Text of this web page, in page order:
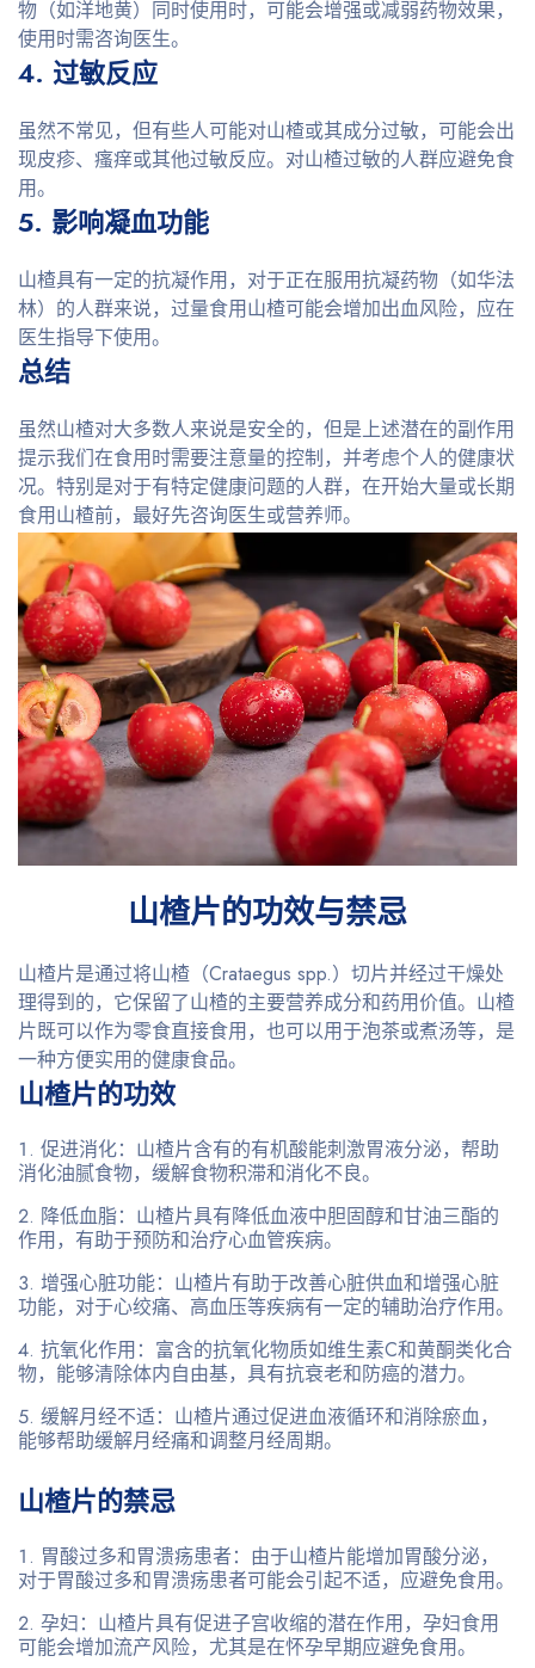
物（如洋地黄）同时使用时，可能会增强或减弱药物效果，
使用时需咨询医生。
4. 过敏反应
虽然不常见，但有些人可能对山楂或其成分过敏，可能会出
现皮疹、瘙痒或其他过敏反应。对山楂过敏的人群应避免食
用。
5. 影响凝血功能
山楂具有一定的抗凝作用，对于正在服用抗凝药物（如华法
林）的人群来说，过量食用山楂可能会增加出血风险，应在
医生指导下使用。
总结
虽然山楂对大多数人来说是安全的，但是上述潜在的副作用
提示我们在食用时需要注意量的控制，并考虑个人的健康状
况。特别是对于有特定健康问题的人群，在开始大量或长期
食用山楂前，最好先咨询医生或营养师。
山楂片的功效与禁忌
山楂片是通过将山楂（Crataegus spp.）切片并经过干燥处
理得到的，它保留了山楂的主要营养成分和药用价值。山楂
片既可以作为零食直接食用，也可以用于泡茶或煮汤等，是
一种方便实用的健康食品。
山楂片的功效
促进消化：山楂片含有的有机酸能刺激胃液分泌，帮助
消化油腻食物，缓解食物积滞和消化不良。
降低血脂：山楂片具有降低血液中胆固醇和甘油三酯的
作用，有助于预防和治疗心血管疾病。
增强心脏功能：山楂片有助于改善心脏供血和增强心脏
功能，对于心绞痛、高血压等疾病有一定的辅助治疗作用。
抗氧化作用：富含的抗氧化物质如维生素C和黄酮类化合
物，能够清除体内自由基，具有抗衰老和防癌的潜力。
缓解月经不适：山楂片通过促进血液循环和消除瘀血，
能够帮助缓解月经痛和调整月经周期。
山楂片的禁忌
胃酸过多和胃溃疡患者：由于山楂片能增加胃酸分泌，
对于胃酸过多和胃溃疡患者可能会引起不适，应避免食用。
孕妇：山楂片具有促进子宫收缩的潜在作用，孕妇食用
可能会增加流产风险，尤其是在怀孕早期应避免食用。